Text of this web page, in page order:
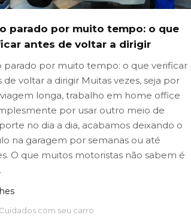
parado por muito tempo: o que
antes de voltar a dirigir
parado por muito tempo: o que verificar
de voltar a dirigir Muitas vezes, seja por
longa, trabalho em home office
por usar outro meio de
no dia a dia, acabamos deixando o
na garagem por semanas ou até
O que muitos motoristas não sabem é
Cuidados com seu carro